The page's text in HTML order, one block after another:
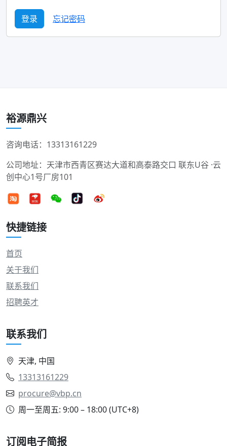
登录 忘记密码
裕源鼎兴
咨询电话：13313161229
公司地址：天津市西青区赛达大道和高泰路交口 联东U谷 ·云
创中心1号厂房101
快捷链接
首页
关于我们
联系我们
招聘英才
联系我们
天津, 中国
13313161229
procure@vbp.cn
周一至周五: 9:00 – 18:00 (UTC+8)
订阅电子简报